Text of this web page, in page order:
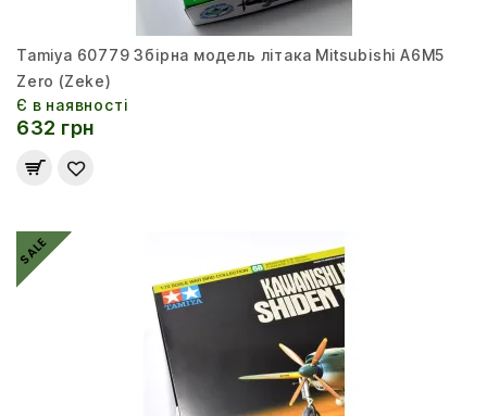
Tamiya 60779 Збірна модель літака Mitsubishi A6M5
Zero (Zeke)
Є в наявності
632 грн
SALE